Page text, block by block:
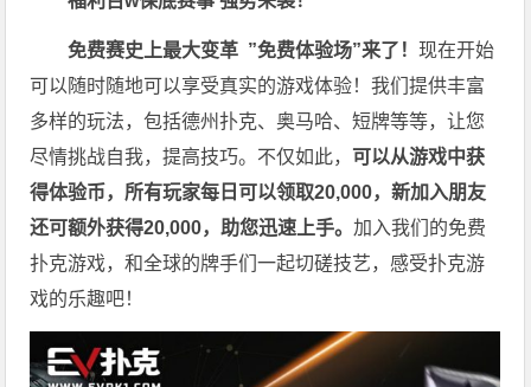
免费赛史上最大变革 ”免费体验场”来了！现在开始
可以随时随地可以享受真实的游戏体验！我们提供丰富
多样的玩法，包括德州扑克、奥马哈、短牌等等，让您
尽情挑战自我，提高技巧。不仅如此， 可以从游戏中获
得体验币，所有玩家每日可以领取20,000，新加入朋友
还可额外获得20,000，助您迅速上手。加入我们的免费
扑克游戏，和全球的牌手们一起切磋技艺，感受扑克游
戏的乐趣吧！